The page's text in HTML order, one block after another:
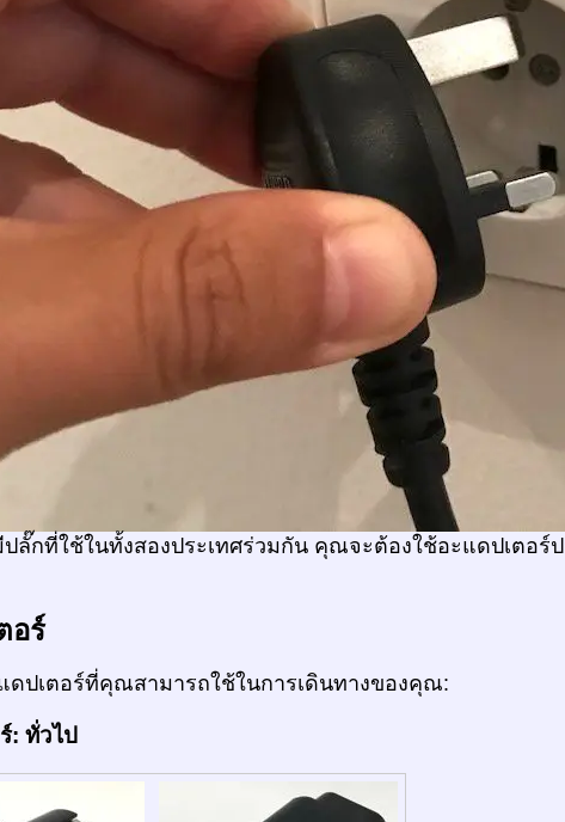
ลั๊กที่ใช้ในทั้งสองประเทศร่วมกัน คุณจะต้องใช้อะแดปเตอร์
อร์
ดปเตอร์ที่คุณสามารถใช้ในการเดินทางของคุณ:
: ทั่วไป